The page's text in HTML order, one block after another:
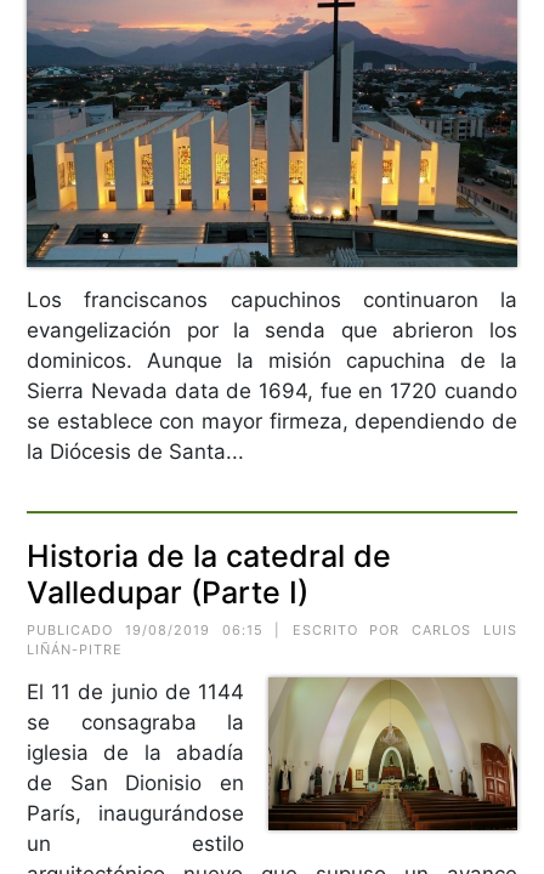
Los franciscanos capuchinos continuaron la
evangelización por la senda que abrieron los
dominicos. Aunque la misión capuchina de la
Sierra Nevada data de 1694, fue en 1720 cuando
se establece con mayor firmeza, dependiendo de
la Diócesis de Santa...
Historia de la catedral de
Valledupar (Parte I)
PUBLICADO 19/08/2019 06:15 | ESCRITO POR CARLOS LUIS
LIÑÁN-PITRE
El 11 de junio de 1144
se consagraba la
iglesia de la abadía
de San Dionisio en
París, inaugurándose
un estilo